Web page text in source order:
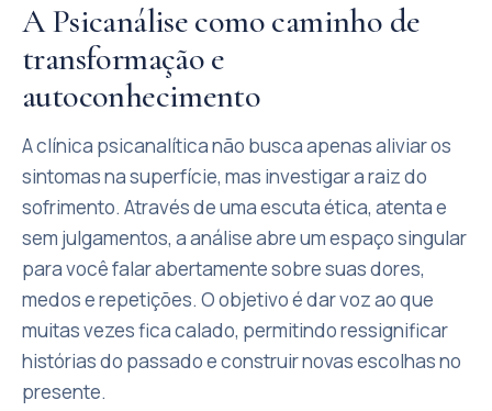
A Psicanálise como caminho de
transformação e
autoconhecimento
A clínica psicanalítica não busca apenas aliviar os
sintomas na superfície, mas investigar a raiz do
sofrimento. Através de uma escuta ética, atenta e
sem julgamentos, a análise abre um espaço singular
para você falar abertamente sobre suas dores,
medos e repetições. O objetivo é dar voz ao que
muitas vezes fica calado, permitindo ressignificar
histórias do passado e construir novas escolhas no
presente.